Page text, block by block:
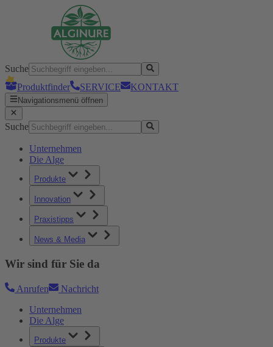
Suche
Produktfinder
SERVICE KONTAKT
Navigationsmenü öffnen
Suche
Unternehmen
Die Alge
Produkte
Innovation
Praxistipps
News & Media
Wir sind für Sie da
Anrufen
Nachricht
Unternehmen
Die Alge
Produkte